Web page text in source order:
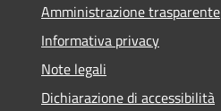
Amministrazione trasparente
Informativa privacy
Note legali
Dichiarazione di accessibilità